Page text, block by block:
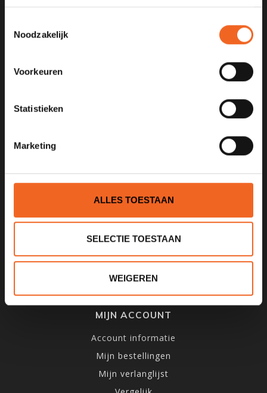
Noodzakelijk
Voorkeuren
Statistieken
Marketing
ALLES TOESTAAN
SELECTIE TOESTAAN
WEIGEREN
075 621 8805
Algemene voorwaarden
Privacy Policy
Impressie winkel
Kano-Groothandel
MIJN ACCOUNT
Account informatie
Mijn bestellingen
Mijn verlanglijst